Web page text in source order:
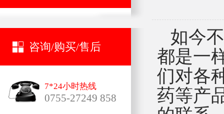
咨询/购买/售后
7*24小时热线
0755-27249 858
如今
都是一
们对各
药等产